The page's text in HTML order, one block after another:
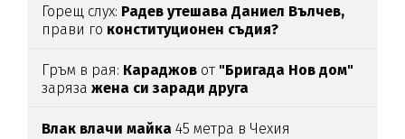
Горещ слух: Радев утешава Даниел Вълчев,
прави го конституционен съдия?
Гръм в рая: Караджов от "Бригада Нов дом"
зарязажена си заради друга
Влак влачи майка 45 метра в Чехия